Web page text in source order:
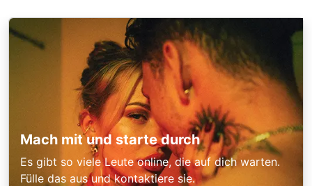
Mach mit und starte durch
Es gibt so viele Leute online, die auf dich warten.
Fülle das aus und kontaktiere sie.